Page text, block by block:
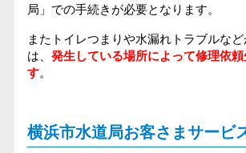
局」での手続きが必要となります。
またトイレつまりや水漏れトラブルな
は、 発生している場所によって修理依頼
す。
横浜市水道局お客さまサービ